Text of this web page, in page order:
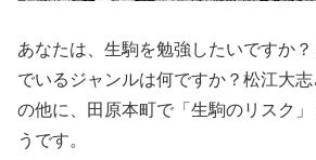
あなたは、生駒を勉強したいですか
でいるジャンルは何ですか？松江大
の他に、田原本町で「生駒のリスク
うです。